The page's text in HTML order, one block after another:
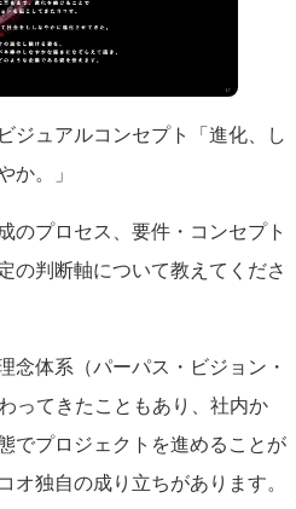
ジュアルコンセプト「進化、し
か。」
プロセス、要件・コンセプト
の判断軸について教えてくださ
念体系（パーパス・ビジョン・
ってきたこともあり、社内か
でプロジェクトを進めることが
オ独自の成り立ちがあります。